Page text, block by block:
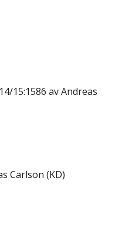
15:1586 av Andreas
Carlson (KD)